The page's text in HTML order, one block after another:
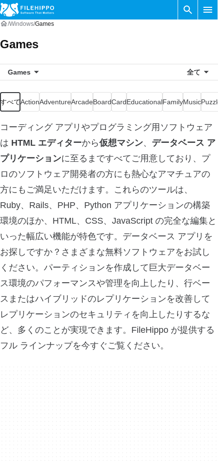
Windows Games
Games
Games 全て
すべてActionAdventureArcadeBoardCardEducationalFamilyMusic
コーディング アプリやプログラミング用ソフトウェア
は HTML エディターから仮想マシン、 データベース ア
プリケーションに至るまですべてご用意しており、プ
ロのソフトウェア開発者の方にも熱心なアマチュアの
方にもご満足いただけます。これらのツールは、
Ruby、Rails、PHP、Python アプリケーションの構築
環境のほか、HTML、CSS、JavaScript の完全な編集と
いった幅広い機能が特色です。データベース アプリを
お探しですか？さまざまな無料ソフトウェアをお試し
ください。パーティションを作成して巨大データベー
ス環境のパフォーマンスや管理を向上したり、行ベー
スまたはハイブリッドのレプリケーションを改善して
レプリケーションのセキュリティを向上したりするな
ど、多くのことが実現できます。FileHippo が提供する
フル ラインナップを今すぐご覧ください。